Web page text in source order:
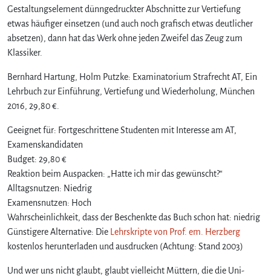
Gestaltungselement dünngedruckter Abschnitte zur Vertiefung
etwas häufiger einsetzen (und auch noch grafisch etwas deutlicher
absetzen), dann hat das Werk ohne jeden Zweifel das Zeug zum
Klassiker.
Bernhard Hartung, Holm Putzke: Examinatorium Strafrecht AT, Ein
Lehrbuch zur Einführung, Vertiefung und Wiederholung, München
2016, 29,80 €.
Geeignet für: Fortgeschrittene Studenten mit Interesse am AT,
Examenskandidaten
Budget: 29,80 €
Reaktion beim Auspacken: „Hatte ich mir das gewünscht?“
Alltagsnutzen: Niedrig
Examensnutzen: Hoch
Wahrscheinlichkeit, dass der Beschenkte das Buch schon hat: niedrig
Günstigere Alternative: Die
Lehrskripte von Prof. em. Herzberg
kostenlos herunterladen und ausdrucken (Achtung: Stand 2003)
Und wer uns nicht glaubt, glaubt vielleicht Müttern, die die Uni-